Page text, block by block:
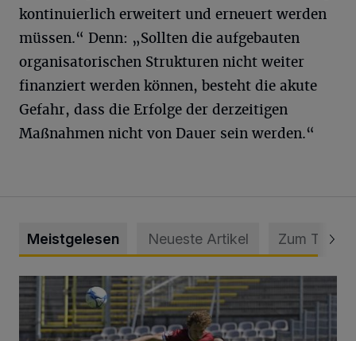
kontinuierlich erweitert und erneuert werden
müssen.“ Denn: „Sollten die aufgebauten
organisatorischen Strukturen nicht weiter
finanziert werden können, besteht die akute
Gefahr, dass die Erfolge der derzeitigen
Maßnahmen nicht von Dauer sein werden.“
Meistgelesen Neueste Artikel Zum Thema
WSV: Übertragung im Barmer Bahnhof und klare Ansage